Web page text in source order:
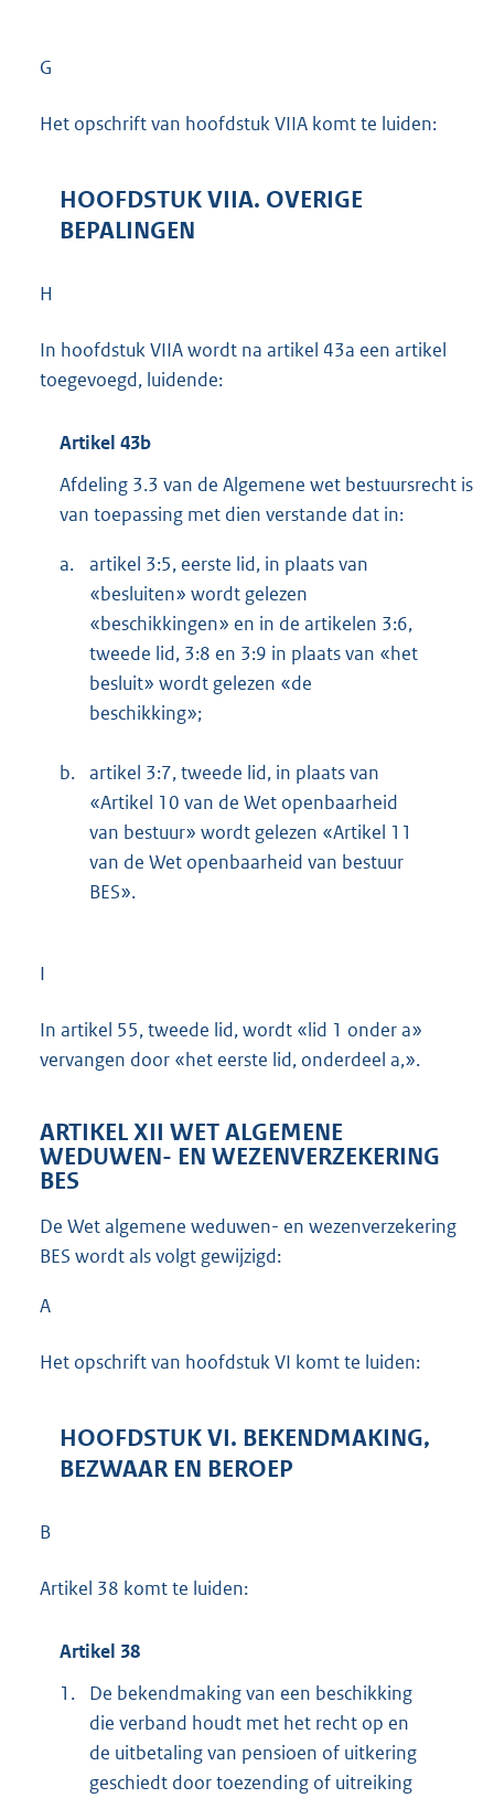
G
Het opschrift van hoofdstuk VIIA komt te luiden:
HOOFDSTUK VIIA. OVERIGE
BEPALINGEN
H
In hoofdstuk VIIA wordt na artikel 43a een artikel
toegevoegd, luidende:
Artikel 43b
Afdeling 3.3 van de Algemene wet bestuursrecht is
van toepassing met dien verstande dat in:
a.
artikel 3:5, eerste lid, in plaats van
«besluiten» wordt gelezen
«beschikkingen» en in de artikelen 3:6,
tweede lid, 3:8 en 3:9 in plaats van «het
besluit» wordt gelezen «de
beschikking»;
b. artikel 3:7, tweede lid, in plaats van
«Artikel 10 van de Wet openbaarheid
van bestuur» wordt gelezen «Artikel 11
van de Wet openbaarheid van bestuur
BES».
I
In artikel 55, tweede lid, wordt «lid 1 onder a»
vervangen door «het eerste lid, onderdeel a,».
ARTIKEL XII WET ALGEMENE
WEDUWEN- EN WEZENVERZEKERING
BES
De Wet algemene weduwen- en wezenverzekering
BES wordt als volgt gewijzigd:
A
Het opschrift van hoofdstuk VI komt te luiden:
HOOFDSTUK VI. BEKENDMAKING,
BEZWAAR EN BEROEP
B
Artikel 38 komt te luiden:
Artikel 38
1.
De bekendmaking van een beschikking
die verband houdt met het recht op en
de uitbetaling van pensioen of uitkering
geschiedt door toezending of uitreiking